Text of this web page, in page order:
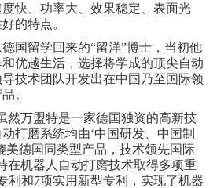
快、功率大、效果稳定、表面光
的特点。
国留学回来的“留洋”博士，当初他
优越生活，选择将学成的顶尖自动
技术团队开发出在中国乃至国际领
。
然万盟特是一家德国独资的高新技
打磨系统均由‘中国研发、中国制
美德国同类型产品，技术领先国际
在机器人自动打磨技术取得多项重
利和7项实用新型专利，实现了机器